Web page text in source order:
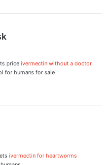
:
price ivermectin without a doctor
for humans for sale
ivermectin for heartworms